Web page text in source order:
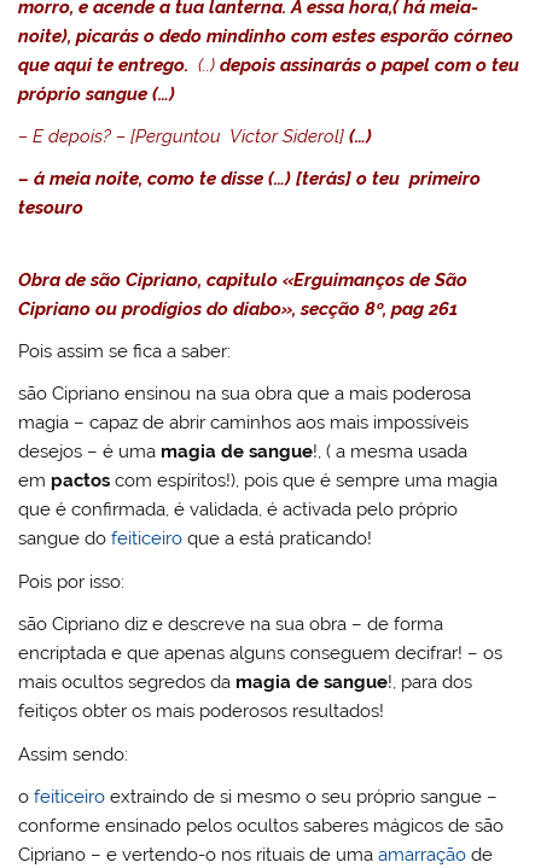
morro, e acende a tua lanterna. A essa hora,( há meia-
noite), picarás o dedo mindinho com estes esporão córneo
que aqui te entrego. (..) depois assinarás o papel com o teu
próprio sangue (…)
– E depois? – [Perguntou Victor Siderol] (…)
– á meia noite, como te disse (…) [terás] o teu primeiro
tesouro
Obra de são Cipriano, capitulo «Erguimanços de São
Cipriano ou prodígios do diabo», secção 8º, pag 261
Pois assim se fica a saber:
são Cipriano ensinou na sua obra que a mais poderosa
magia – capaz de abrir caminhos aos mais impossíveis
desejos – é uma magia de sangue!, ( a mesma usada
em pactos com espíritos!), pois que é sempre uma magia
que é confirmada, é validada, é activada pelo próprio
sangue dofeiticeiro que a está praticando!
Pois por isso:
são Cipriano diz e descreve na sua obra – de forma
encriptada e que apenas alguns conseguem decifrar! – os
mais ocultos segredos da magia de sangue!, para dos
feitiços obter os mais poderosos resultados!
Assim sendo:
ofeiticeiro extraindo de si mesmo o seu próprio sangue –
conforme ensinado pelos ocultos saberes mágicos de são
Cipriano – e vertendo-o nos rituais de umaamarração de